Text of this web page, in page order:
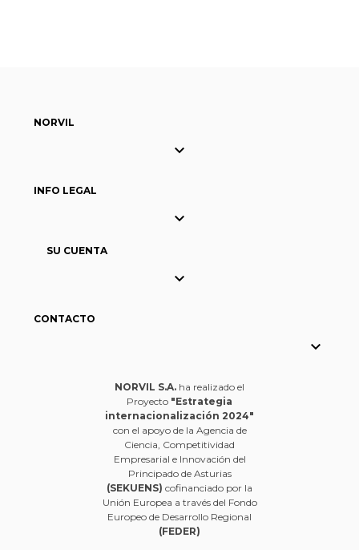
NORVIL

INFO LEGAL

SU CUENTA

CONTACTO

NORVIL S.A. ha realizado el
Proyecto "Estrategia
internacionalización 2024"
con el apoyo de la Agencia de
Ciencia, Competitividad
Empresarial e Innovación del
Principado de Asturias
(SEKUENS) cofinanciado por la
Unión Europea a través del Fondo
Europeo de Desarrollo Regional
(FEDER)